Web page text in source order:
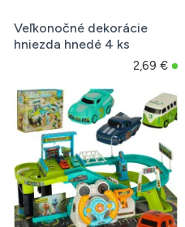
Veľkonočné dekorácie
hniezda hnedé 4 ks
2,69 €